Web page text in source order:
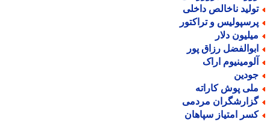
ناخالص داخلی
و تراکتور
دلار
رزاق پور
اراک
پوش کاراته
مردمی
امتیاز سپاهان